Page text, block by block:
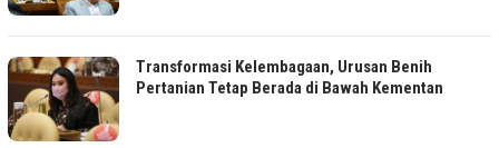
Transformasi Kelembagaan, Urusan Benih
Pertanian Tetap Berada di Bawah Kementan